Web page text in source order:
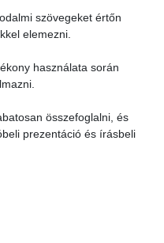
szövegeket értőn
elemezni.
használata során
összefoglalni, és
prezentáció és írásbeli